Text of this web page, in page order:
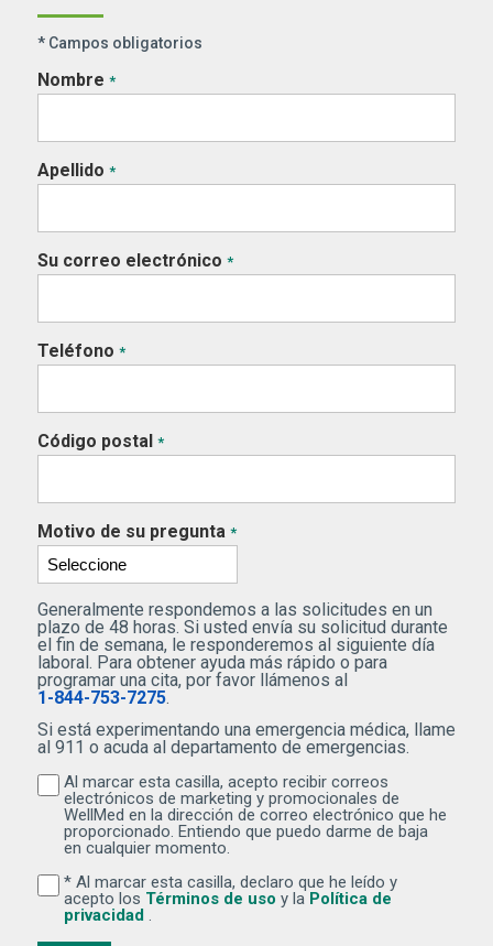
* Campos obligatorios
Nombre *
Apellido *
Su correo electrónico *
Teléfono *
Código postal *
Motivo de su pregunta *
Generalmente respondemos a las solicitudes en un
plazo de 48 horas. Si usted envía su solicitud durante
el fin de semana, le responderemos al siguiente día
laboral. Para obtener ayuda más rápido o para
programar una cita, por favor llámenos al
1-844-753-7275.
Si está experimentando una emergencia médica, llame
al 911 o acuda al departamento de emergencias.
Al marcar esta casilla, acepto recibir correos
Al marcar esta casilla, acepto recibir correos
electrónicos de marketing y promocionales de
WellMed en la dirección de correo electrónico que he
proporcionado. Entiendo que puedo darme de baja
en cualquier momento.
Al marcar esta casilla, declaro que he leído y acepto
* Al marcar esta casilla, declaro que he leído y
acepto los Términos de uso (Se abre una ventana
y la Política de
privacidad
(Se abre una ventana nueva)
.